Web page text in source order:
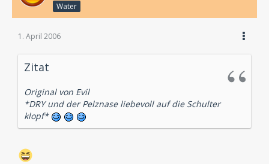
Water
1. April 2006
Zitat
Original von Evil
*DRY und der Pelznase liebevoll auf die Schulter
klopf*